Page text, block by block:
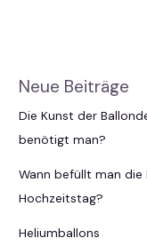
Neue Beiträge
Die Kunst der
benötigt man?
Wann befüllt man
Hochzeitstag?
Heliumballons